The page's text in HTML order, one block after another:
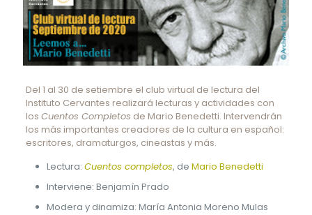
Del 1 al 30 de setiembre el club virtual de lectura del
Instituto Cervantes realizará lecturas y actividades con
los Cuentos Completos de Mario Benedetti. Intervendrán
los más importantes creadores de la cultura en español:
escritores, dramaturgos, cineastas y más.
Lectura: Cuentos completos, de Mario Benedetti
Interviene: Benjamín Prado
Modera y dinamiza: María Antonia Moreno Mulas